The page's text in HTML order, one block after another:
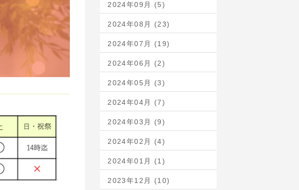
2024年09月 (5)
2024年08月 (23)
2024年07月 (19)
2024年06月 (2)
2024年05月 (3)
2024年04月 (7)
2024年03月 (9)
2024年02月 (4)
2024年01月 (1)
2023年12月 (10)